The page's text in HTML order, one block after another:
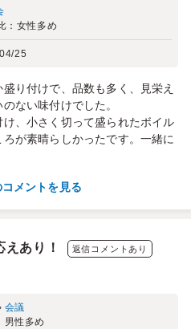
： 女性多め
25
り付けで、品数も多く、見栄え
ない味付けでした。
、小さく切って盛られたボイル
が素晴らしかったです。一緒に
メントを見る
あり！ 返信コメントあり
会議
男性多め